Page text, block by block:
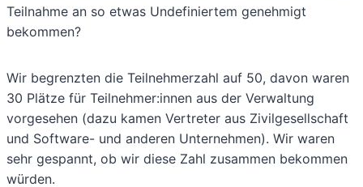
Teilnahme an so etwas Undefiniertem genehmigt
bekommen?
Wir begrenzten die Teilnehmerzahl auf 50, davon waren
30 Plätze für Teilnehmer:innen aus der Verwaltung
vorgesehen (dazu kamen Vertreter aus Zivilgesellschaft
und Software- und anderen Unternehmen). Wir waren
sehr gespannt, ob wir diese Zahl zusammen bekommen
würden.